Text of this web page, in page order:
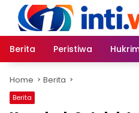
content
Berita
Peristiwa
Home Berita
Berita